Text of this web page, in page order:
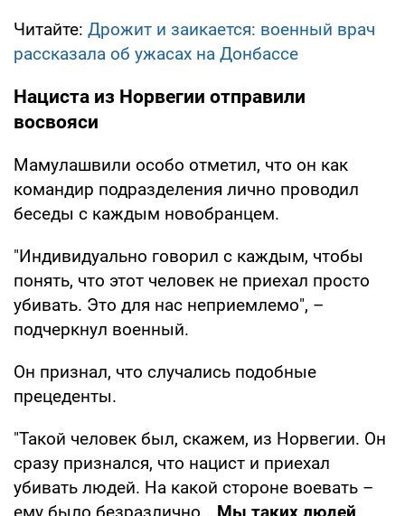
Читайте: Дрожит и заикается: военный врач
рассказала об ужасах на Донбассе
Нациста из Норвегии отправили
восвояси
Мамулашвили особо отметил, что он как
командир подразделения лично проводил
беседы с каждым новобранцем.
"Индивидуально говорил с каждым, чтобы
понять, что этот человек не приехал просто
убивать. Это для нас неприемлемо", –
подчеркнул военный.
Он признал, что случались подобные
прецеденты.
"Такой человек был, скажем, из Норвегии. Он
сразу признался, что нацист и приехал
убивать людей. На какой стороне воевать –
ему было безразлично… Мы таких людей